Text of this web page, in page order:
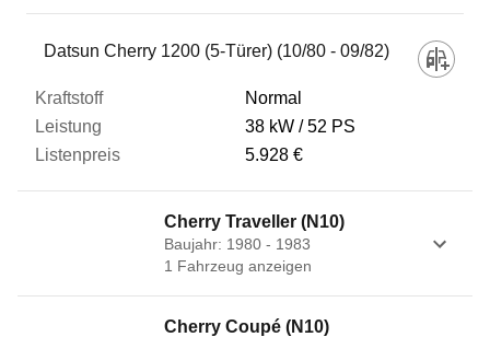
Leistung
Listenpreis
Zum Vergleich hinzufügen
Datsun Cherry 1200 (5-Türer) (10/80 - 09/82)
Normal
38 kW
52 PS
5.928 €
Cherry Traveller (N10)
Baujahr: 1980 - 1983
1 Fahrzeug anzeigen
Cherry Coupé (N10)